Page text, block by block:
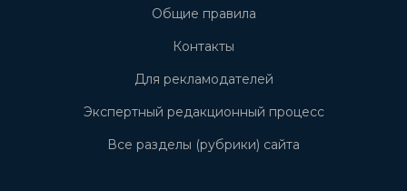
Общие правила
Контакты
Для рекламодателей
Экспертный редакционный процесс
Все разделы (рубрики) сайта